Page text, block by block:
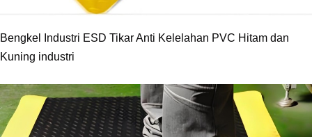
Bengkel Industri ESD Tikar Anti Kelelahan PVC Hitam dan
Kuning industri